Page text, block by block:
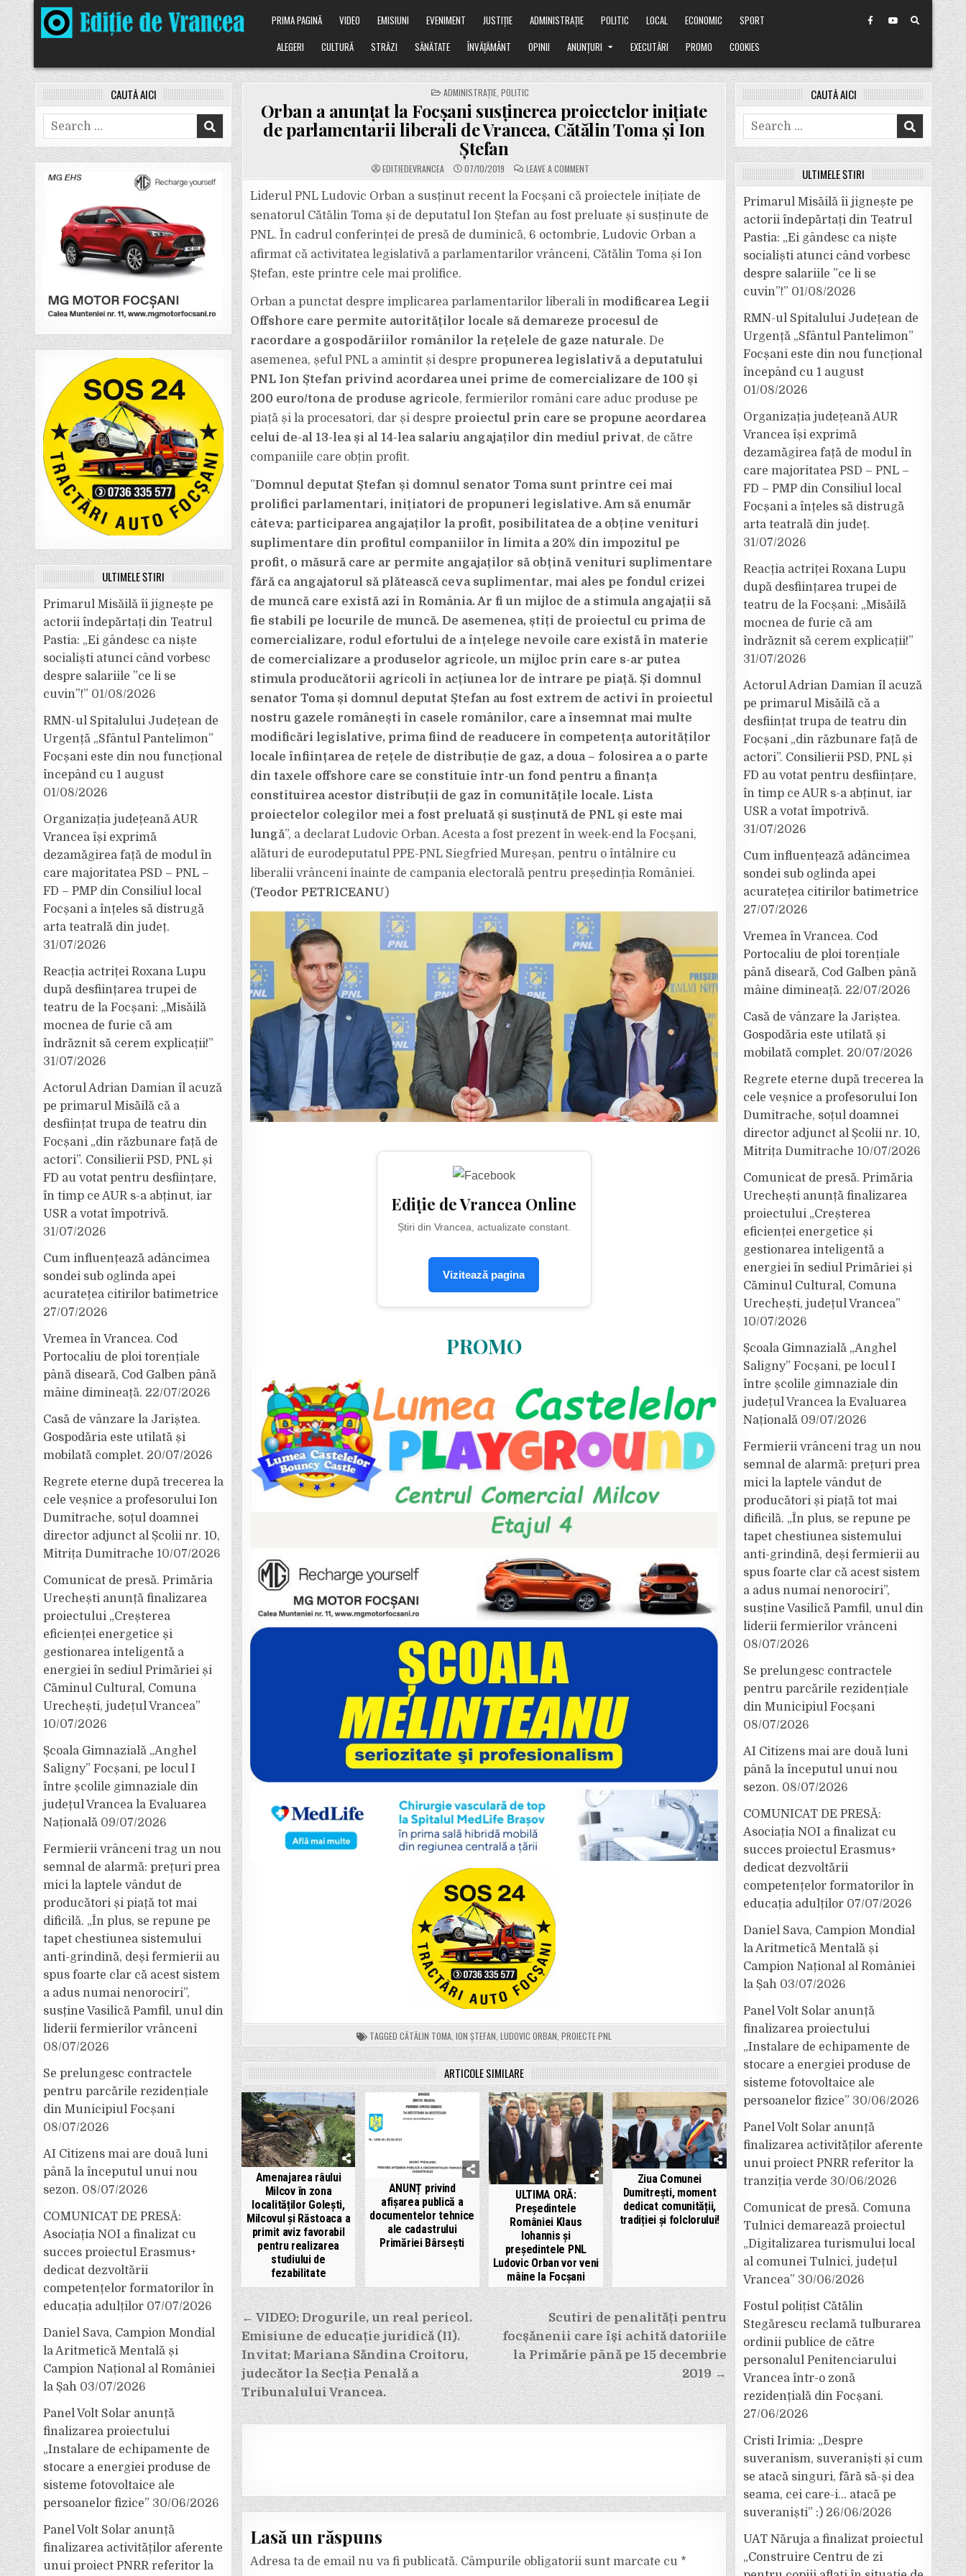
Skip
to
content
PRIMA PAGINĂ VIDEO EMISIUNI EVENIMENT JUSTIȚIE ADMINISTRAȚIE POLITIC LOCAL ECONOMIC
SPORT
ALEGERI
CULTURĂ STRĂZI SĂNĂTATE ÎNVĂȚĂMÂNT OPINII ANUNȚURI EXECUTĂRI PROMO COOKIES
POSTED
IN
ADMINISTRAȚIE ,POLITIC
Orban a anunțat la Focșani susținerea proiectelor inițiate
de parlamentarii liberali de Vrancea, Cătălin Toma și Ion
Ștefan
EDITIEDEVRANCEA 07/10/2019 LEAVE A COMMENTON
ORBAN
ANUNȚAT
LA
FOCȘANI
SUSȚINEREA
PROIECTELOR
INIȚIATE
PARLAMENTARII
LIBERALI
TOMA
ȘI
ȘTEFAN
Liderul PNL Ludovic Orban a susținut recent la Focșani că proiectele inițiate de
senatorul Cătălin Toma și de deputatul Ion Ștefan au fost preluate și susținute de
PNL. În cadrul conferinței de presă de duminică, 6 octombrie, Ludovic Orban a
afirmat că activitatea legislativă a parlamentarilor vrânceni, Cătălin Toma și Ion
Ștefan, este printre cele mai prolifice.
Orban a punctat despre implicarea parlamentarilor liberali în modificarea Legii
Offshore care permite autorităților locale să demareze procesul de
racordare a gospodăriilor românilor la rețelele de gaze naturale. De
asemenea, șeful PNL a amintit și despre propunerea legislativă a deputatului
PNL Ion Ștefan privind acordarea unei prime de comercializare de 100 și
200 euro/tona de produse agricole, fermierilor români care aduc produse pe
piață și la procesatori, dar și despre proiectul prin care se propune acordarea
celui de-al 13-lea și al 14-lea salariu angajaților din mediul privat, de către
companiile care obțin profit.
”Domnul deputat Ștefan și domnul senator Toma sunt printre cei mai
prolifici parlamentari, inițiatori de propuneri legislative. Am să enumăr
câteva: participarea angajaților la profit, posibilitatea de a obține venituri
suplimentare din profitul companiilor în limita a 20% din impozitul pe
profit, o măsură care ar permite angajaților să obțină venituri suplimentare
fără ca angajatorul să plătească ceva suplimentar, mai ales pe fondul crizei
de muncă care există azi în România. Ar fi un mijloc de a stimula angajații să
fie stabili pe locurile de muncă. De asemenea, știți de proiectul cu prima de
comercializare, rodul efortului de a înțelege nevoile care există în materie
de comercializare a produselor agricole, un mijloc prin care s-ar putea
stimula producătorii agricoli în acțiunea lor de intrare pe piață. Și domnul
senator Toma și domnul deputat Ștefan au fost extrem de activi în proiectul
nostru gazele românești în casele românilor, care a însemnat mai multe
modificări legislative, prima fiind de readucere în competența autorităților
locale înființarea de rețele de distribuție de gaz, a doua – folosirea a o parte
din taxele offshore care se constituie într-un fond pentru a finanța
constituirea acestor distribuții de gaz în comunitățile locale. Lista
proiectelor colegilor mei a fost preluată și susținută de PNL și este mai
lungă”, a declarat Ludovic Orban. Acesta a fost prezent în week-end la Focșani,
alături de eurodeputatul PPE-PNL Siegfried Mureșan, pentru o întâlnire cu
liberalii vrânceni înainte de campania electorală pentru președinția României.
(Teodor PETRICEANU)
Ediție de Vrancea Online
Știri din Vrancea, actualizate constant.
Vizitează pagina
PROMO
TAGGED CĂTĂLIN TOMA, ION ȘTEFAN LUDOVIC ORBAN PROIECTE PNL
ARTICOLE SIMILARE
Amenajarea râului
Milcov în zona
localităților Goleşti,
Milcovul şi Răstoaca a
primit aviz favorabil
pentru realizarea
studiului de
fezabilitate
ANUNȚ privind
afișarea publică a
documentelor tehnice
ale cadastrului
Primăriei Bârsești
ULTIMA ORĂ:
Președintele
României Klaus
Iohannis și
președintele PNL
Ludovic Orban vor veni
mâine la Focșani
Ziua Comunei
Dumitrești, moment
dedicat comunității,
tradiției și folclorului!
Navigare
în
articole
Scutiri de penalități pentru
focșănenii care își achită datoriile
la Primărie până pe 15 decembrie
2019 →
← VIDEO: Drogurile, un real pericol.
Emisiune de educație juridică (II).
Invitat: Mariana Săndina Croitoru,
judecător la Secția Penală a
Tribunalului Vrancea.
Lasă un răspuns
Adresa ta de email nu va fi publicată. Câmpurile obligatorii sunt marcate cu *
CAUTĂ AICI
Search
for:
ULTIMELE ȘTIRI
Primarul Misăilă îi jignește pe
actorii îndepărtați din Teatrul
Pastia: „Ei gândesc ca niște
socialiști atunci când vorbesc
despre salariile ”ce li se
cuvin”!” 01/08/2026
RMN-ul Spitalului Județean de
Urgență „Sfântul Pantelimon”
Focșani este din nou funcțional
începând cu 1 august
01/08/2026
Organizația județeană AUR
Vrancea își exprimă
dezamăgirea față de modul în
care majoritatea PSD – PNL –
FD – PMP din Consiliul local
Focșani a înțeles să distrugă
arta teatrală din județ.
31/07/2026
Reacția actriței Roxana Lupu
după desființarea trupei de
teatru de la Focșani: „Misăilă
mocnea de furie că am
îndrăznit să cerem explicații!”
31/07/2026
Actorul Adrian Damian îl acuză
pe primarul Misăilă că a
desființat trupa de teatru din
Focșani „din răzbunare față de
actori”. Consilierii PSD, PNL și
FD au votat pentru desființare,
în timp ce AUR s-a abținut, iar
USR a votat împotrivă.
31/07/2026
Cum influențează adâncimea
sondei sub oglinda apei
acuratețea citirilor batimetrice
27/07/2026
Vremea în Vrancea. Cod
Portocaliu de ploi torențiale
până diseară, Cod Galben până
mâine dimineață. 22/07/2026
Casă de vânzare la Jariștea.
Gospodăria este utilată și
mobilată complet. 20/07/2026
Regrete eterne după trecerea la
cele veșnice a profesorului Ion
Dumitrache, soțul doamnei
director adjunct al Școlii nr. 10,
Mitrița Dumitrache 10/07/2026
Comunicat de presă. Primăria
Urechești anunță finalizarea
proiectului „Creșterea
eficienței energetice și
gestionarea inteligentă a
energiei în sediul Primăriei și
Căminul Cultural, Comuna
Urechești, județul Vrancea”
10/07/2026
Școala Gimnazială „Anghel
Saligny” Focșani, pe locul I
între școlile gimnaziale din
județul Vrancea la Evaluarea
Națională 09/07/2026
Fermierii vrânceni trag un nou
semnal de alarmă: prețuri prea
mici la laptele vândut de
producători și piață tot mai
dificilă. „În plus, se repune pe
tapet chestiunea sistemului
anti-grindină, deși fermierii au
spus foarte clar că acest sistem
a adus numai nenorociri”,
susține Vasilică Pamfil, unul din
liderii fermierilor vrânceni
08/07/2026
Se prelungesc contractele
pentru parcările rezidențiale
din Municipiul Focșani
08/07/2026
AI Citizens mai are două luni
până la începutul unui nou
sezon. 08/07/2026
COMUNICAT DE PRESĂ:
Asociația NOI a finalizat cu
succes proiectul Erasmus+
dedicat dezvoltării
competențelor formatorilor în
educația adulților 07/07/2026
Daniel Sava, Campion Mondial
la Aritmetică Mentală și
Campion Național al României
la Șah 03/07/2026
Panel Volt Solar anunță
finalizarea proiectului
„Instalare de echipamente de
stocare a energiei produse de
sisteme fotovoltaice ale
persoanelor fizice” 30/06/2026
Panel Volt Solar anunță
finalizarea activităților aferente
unui proiect PNRR referitor la
CAUTĂ AICI
Search
for:
ULTIMELE ȘTIRI
Primarul Misăilă îi jignește pe
actorii îndepărtați din Teatrul
Pastia: „Ei gândesc ca niște
socialiști atunci când vorbesc
despre salariile ”ce li se
cuvin”!” 01/08/2026
RMN-ul Spitalului Județean de
Urgență „Sfântul Pantelimon”
Focșani este din nou funcțional
începând cu 1 august
01/08/2026
Organizația județeană AUR
Vrancea își exprimă
dezamăgirea față de modul în
care majoritatea PSD – PNL –
FD – PMP din Consiliul local
Focșani a înțeles să distrugă
arta teatrală din județ.
31/07/2026
Reacția actriței Roxana Lupu
după desființarea trupei de
teatru de la Focșani: „Misăilă
mocnea de furie că am
îndrăznit să cerem explicații!”
31/07/2026
Actorul Adrian Damian îl acuză
pe primarul Misăilă că a
desființat trupa de teatru din
Focșani „din răzbunare față de
actori”. Consilierii PSD, PNL și
FD au votat pentru desființare,
în timp ce AUR s-a abținut, iar
USR a votat împotrivă.
31/07/2026
Cum influențează adâncimea
sondei sub oglinda apei
acuratețea citirilor batimetrice
27/07/2026
Vremea în Vrancea. Cod
Portocaliu de ploi torențiale
până diseară, Cod Galben până
mâine dimineață. 22/07/2026
Casă de vânzare la Jariștea.
Gospodăria este utilată și
mobilată complet. 20/07/2026
Regrete eterne după trecerea la
cele veșnice a profesorului Ion
Dumitrache, soțul doamnei
director adjunct al Școlii nr. 10,
Mitrița Dumitrache 10/07/2026
Comunicat de presă. Primăria
Urechești anunță finalizarea
proiectului „Creșterea
eficienței energetice și
gestionarea inteligentă a
energiei în sediul Primăriei și
Căminul Cultural, Comuna
Urechești, județul Vrancea”
10/07/2026
Școala Gimnazială „Anghel
Saligny” Focșani, pe locul I
între școlile gimnaziale din
județul Vrancea la Evaluarea
Națională 09/07/2026
Fermierii vrânceni trag un nou
semnal de alarmă: prețuri prea
mici la laptele vândut de
producători și piață tot mai
dificilă. „În plus, se repune pe
tapet chestiunea sistemului
anti-grindină, deși fermierii au
spus foarte clar că acest sistem
a adus numai nenorociri”,
susține Vasilică Pamfil, unul din
liderii fermierilor vrânceni
08/07/2026
Se prelungesc contractele
pentru parcările rezidențiale
din Municipiul Focșani
08/07/2026
AI Citizens mai are două luni
până la începutul unui nou
sezon. 08/07/2026
COMUNICAT DE PRESĂ:
Asociația NOI a finalizat cu
succes proiectul Erasmus+
dedicat dezvoltării
competențelor formatorilor în
educația adulților 07/07/2026
Daniel Sava, Campion Mondial
la Aritmetică Mentală și
Campion Național al României
la Șah 03/07/2026
Panel Volt Solar anunță
finalizarea proiectului
„Instalare de echipamente de
stocare a energiei produse de
sisteme fotovoltaice ale
persoanelor fizice” 30/06/2026
Panel Volt Solar anunță
finalizarea activităților aferente
unui proiect PNRR referitor la
tranziția verde 30/06/2026
Comunicat de presă. Comuna
Tulnici demarează proiectul
„Digitalizarea turismului local
al comunei Tulnici, județul
Vrancea” 30/06/2026
Fostul polițist Cătălin
Stegărescu reclamă tulburarea
ordinii publice de către
personalul Penitenciarului
Vrancea într-o zonă
rezidențială din Focșani.
27/06/2026
Cristi Irimia: „Despre
suveranism, suveraniști și cum
se atacă singuri, fără să-și dea
seama, cei care-i… atacă pe
suveraniști” :) 26/06/2026
UAT Năruja a finalizat proiectul
„Construire Centru de zi